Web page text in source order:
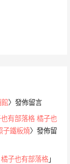
館〉發佈留言
有部落格 橘子也
子鐵板燒〉發佈留
子也有部落格 」